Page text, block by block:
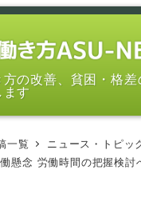
の改善、貧困・格差
す
一覧 ニュース・トピッ
懸念 労働時間の把握検